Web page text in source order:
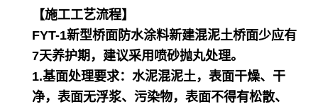
【施工工艺流程】
FYT-1新型桥面防水涂料新建混泥土桥面少应有
7天养护期，建议采用喷砂抛丸处理。
1.基面处理要求： 水泥混泥土，表面干燥、干
净，表面无浮浆、污染物，表面不得有松散、